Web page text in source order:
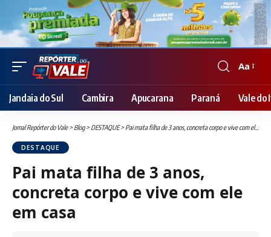
Font
Resizer
Aa
Jandaia do Sul Cambira Apucarana Paraná Vale do
Jornal Repórter do Vale> Blog> DESTAQUE> Pai mata filha de 3 anos, concreta corpo e vive com ele em casa
DESTAQUE
Pai mata filha de 3 anos,
concreta corpo e vive com ele
em casa